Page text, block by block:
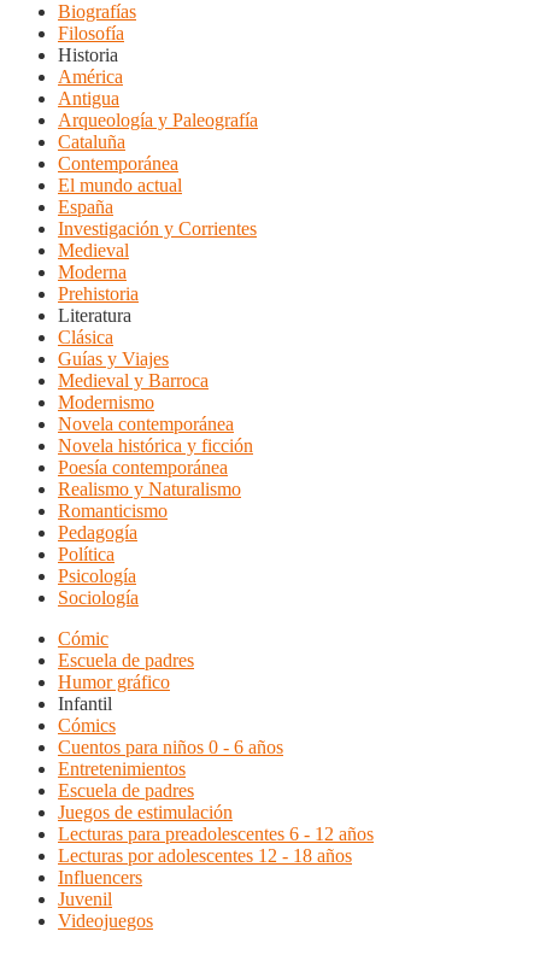
Biografías
Filosofía
Historia
América
Antigua
Arqueología y Paleografía
Cataluña
Contemporánea
El mundo actual
España
Investigación y Corrientes
Medieval
Moderna
Prehistoria
Literatura
Clásica
Guías y Viajes
Medieval y Barroca
Modernismo
Novela contemporánea
Novela histórica y ficción
Poesía contemporánea
Realismo y Naturalismo
Romanticismo
Pedagogía
Política
Psicología
Sociología
Cómic
Escuela de padres
Humor gráfico
Infantil
Cómics
Cuentos para niños 0 - 6 años
Entretenimientos
Escuela de padres
Juegos de estimulación
Lecturas para preadolescentes 6 - 12 años
Lecturas por adolescentes 12 - 18 años
Influencers
Juvenil
Videojuegos